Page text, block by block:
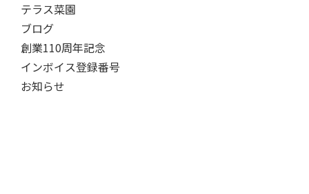
テラス菜園
ブログ
創業110周年記念
インボイス登録番号
お知らせ